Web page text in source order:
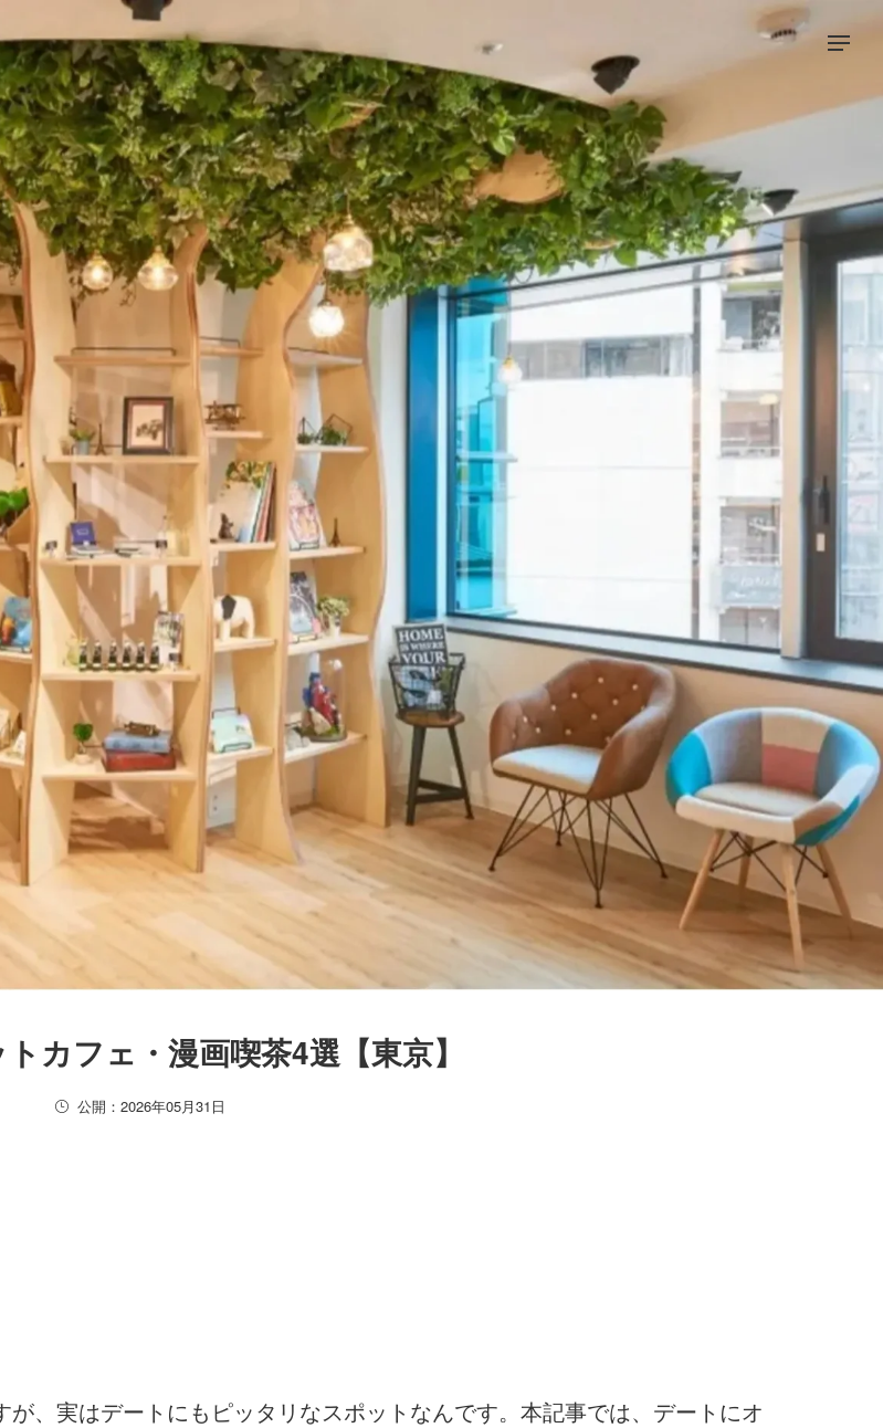
カフェ・漫画喫茶4選【東京】
公開：2026年05月31日
、実はデートにもピッタリなスポットなんです。本記事では、デートにオ